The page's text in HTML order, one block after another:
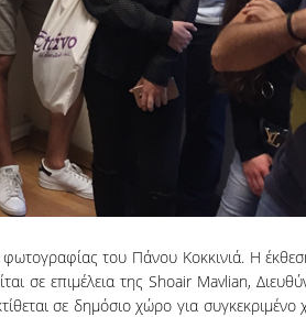
του Πάνου Κοκκινιά. Η
σε επιμέλεια της Shoair Mavlian,
σε δημόσιο χώρο για συγκεκριμένο